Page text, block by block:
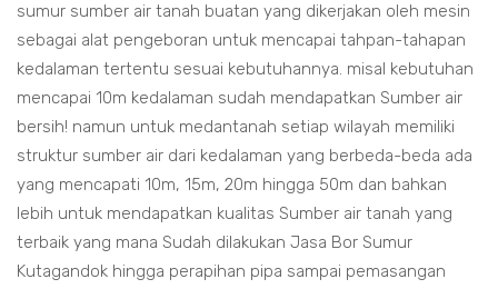
sumur sumber air tanah buatan yang dikerjakan oleh mesin
sebagai alat pengeboran untuk mencapai tahpan-tahapan
kedalaman tertentu sesuai kebutuhannya. misal kebutuhan
mencapai 10m kedalaman sudah mendapatkan Sumber air
bersih! namun untuk medantanah setiap wilayah memiliki
struktur sumber air dari kedalaman yang berbeda-beda ada
yang mencapati 10m, 15m, 20m hingga 50m dan bahkan
lebih untuk mendapatkan kualitas Sumber air tanah yang
terbaik yang mana Sudah dilakukan Jasa Bor Sumur
Kutagandok hingga perapihan pipa sampai pemasangan